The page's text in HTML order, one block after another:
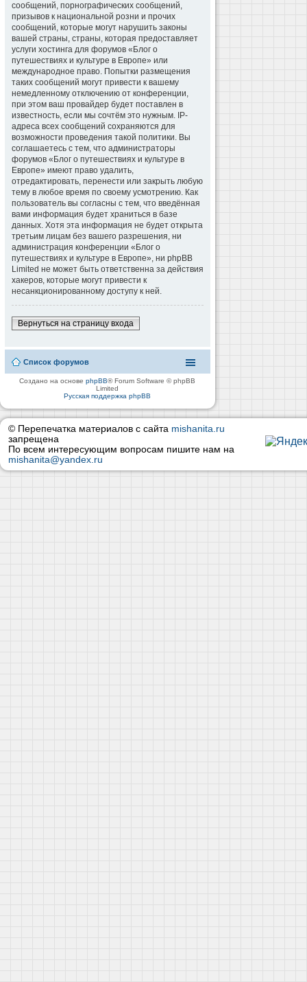
сообщений, порнографических сообщений,
призывов к национальной розни и прочих
сообщений, которые могут нарушить законы
вашей страны, страны, которая предоставляет
услуги хостинга для форумов «Блог о
путешествиях и культуре в Европе» или
международное право. Попытки размещения
таких сообщений могут привести к вашему
немедленному отключению от конференции,
при этом ваш провайдер будет поставлен в
известность, если мы сочтём это нужным. IP-
адреса всех сообщений сохраняются для
возможности проведения такой политики. Вы
соглашаетесь с тем, что администраторы
форумов «Блог о путешествиях и культуре в
Европе» имеют право удалить,
отредактировать, перенести или закрыть любую
тему в любое время по своему усмотрению. Как
пользователь вы согласны с тем, что введённая
вами информация будет храниться в базе
данных. Хотя эта информация не будет открыта
третьим лицам без вашего разрешения, ни
администрация конференции «Блог о
путешествиях и культуре в Европе», ни phpBB
Limited не может быть ответственна за действия
хакеров, которые могут привести к
несанкционированному доступу к ней.
Вернуться на страницу входа
Список форумов
Создано на основеphpBB® Forum Software © phpBB
Limited
Русская поддержка phpBB
© Перепечатка материалов с сайта mishanita.ru
запрещена
По всем интересующим вопросам пишите нам на
mishanita@yandex.ru